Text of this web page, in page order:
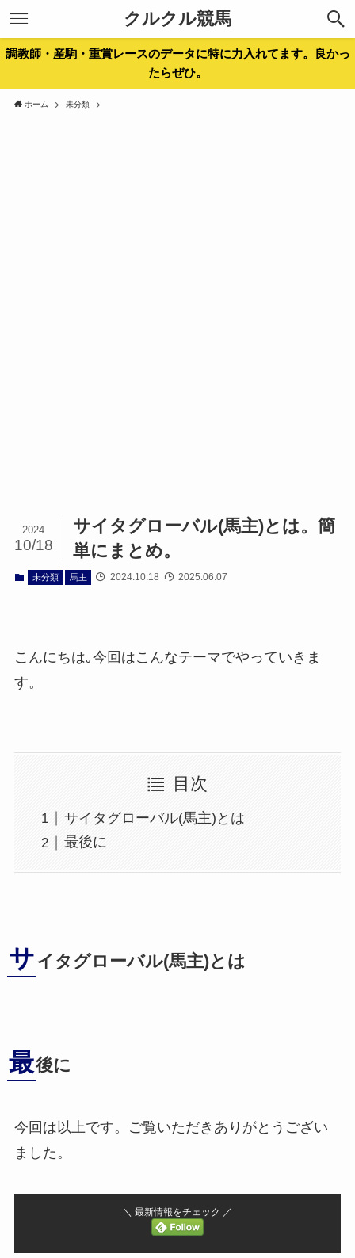
クルクル競馬
調教師・産駒・重賞レースのデータに特に力入れてます。良かっ
たらぜひ。
ホーム 未分類
サイタグローバル(馬主)とは。簡
単にまとめ。
2024
10/18
未分類 馬主 2024.10.18 2025.06.07
こんにちは｡今回はこんなテーマでやっていきま
す。
目次
サイタグローバル(馬主)とは
最後に
サイタグローバル(馬主)とは
最後に
今回は以上です。ご覧いただきありがとうござい
ました。
＼ 最新情報をチェック ／